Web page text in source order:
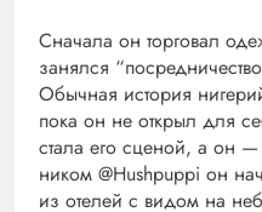
Сначала он торговал
занялся
Обычная история
пока он не открыл для
стала его сценой, а он
ником @Hushpuppi он
из отелей с видом на